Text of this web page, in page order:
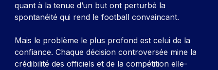
quant à la tenue d’un but ont perturbé la
spontanéité qui rend le football convaincant.
Mais le problème le plus profond est celui de la
confiance. Chaque décision controversée mine la
crédibilité des officiels et de la compétition elle-